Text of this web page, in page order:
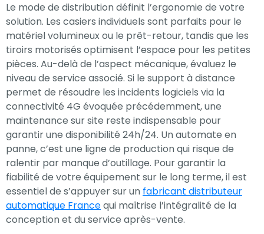
Le mode de distribution définit l’ergonomie de votre
solution. Les casiers individuels sont parfaits pour le
matériel volumineux ou le prêt-retour, tandis que les
tiroirs motorisés optimisent l’espace pour les petites
pièces. Au-delà de l’aspect mécanique, évaluez le
niveau de service associé. Si le support à distance
permet de résoudre les incidents logiciels via la
connectivité 4G évoquée précédemment, une
maintenance sur site reste indispensable pour
garantir une disponibilité 24h/24. Un automate en
panne, c’est une ligne de production qui risque de
ralentir par manque d’outillage. Pour garantir la
fiabilité de votre équipement sur le long terme, il est
essentiel de s’appuyer sur un fabricant distributeur
automatique Francequi maîtrise l’intégralité de la
conception et du service après-vente.